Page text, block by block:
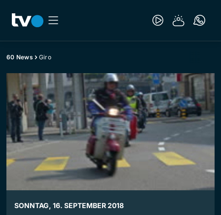
60 News Giro
SONNTAG, 16. SEPTEMBER 2018